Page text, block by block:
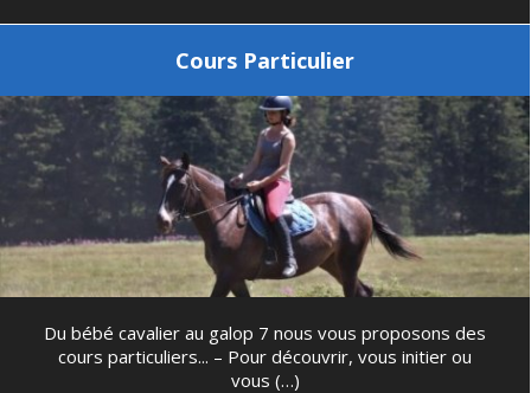
Cours Particulier
Du bébé cavalier au galop 7 nous vous proposons des
cours particuliers... – Pour découvrir, vous initier ou
vous (…)